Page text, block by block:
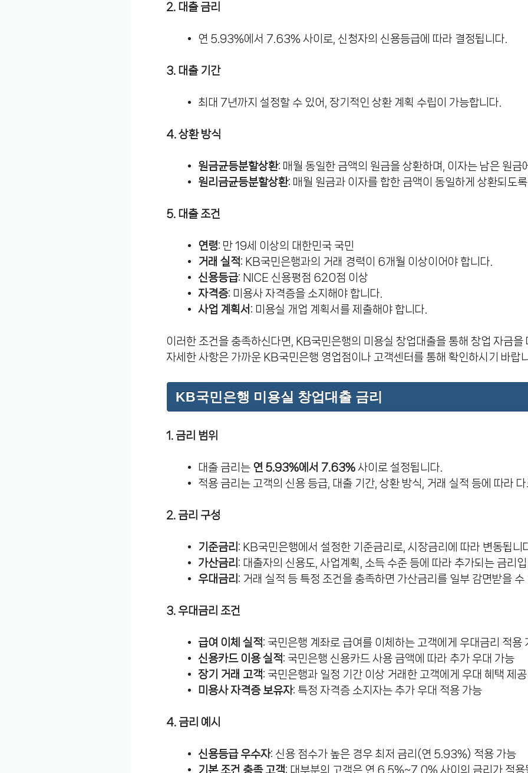
2. 대출 금리
연 5.93%에서 7.63% 사이로, 신청자의 신용등급에 따라 결정됩니다.
3. 대출 기간
최대 7년까지 설정할 수 있어, 장기적인 상환 계획 수립이 가능합니다.
4. 상환 방식
원금균등분할상환: 매월 동일한 금액의 원금을 상환하며, 이자는 남은 원금
원리금균등분할상환: 매월 원금과 이자를 합한 금액이 동일하게 상환되도
5. 대출 조건
연령: 만 19세 이상의 대한민국 국민
거래 실적: KB국민은행과의 거래 경력이 6개월 이상이어야 합니다.
신용등급: NICE 신용평점 620점 이상
자격증: 미용사 자격증을 소지해야 합니다.
사업 계획서 : 미용실 개업 계획서를 제출해야 합니다.
이러한 조건을 충족하신다면, KB국민은행의 미용실 창업대출을 통해 창업 자금을
자세한 사항은 가까운 KB국민은행 영업점이나 고객센터를 통해 확인하시기 바랍
KB국민은행 미용실 창업대출 금리
1. 금리 범위
대출 금리는 연 5.93%에서 7.63% 사이로 설정됩니다.
적용 금리는 고객의 신용 등급, 대출 기간, 상환 방식, 거래 실적 등에 따라
2. 금리 구성
기준금리 : KB국민은행에서 설정한 기준금리로, 시장금리에 따라 변동됩니
가산금리 : 대출자의 신용도, 사업계획, 소득 수준 등에 따라 추가되는 금리
우대금리 : 거래 실적 등 특정 조건을 충족하면 가산금리를 일부 감면받을 수
3. 우대금리 조건
급여 이체 실적: 국민은행 계좌로 급여를 이체하는 고객에게 우대금리 적용
신용카드 이용 실적: 국민은행 신용카드 사용 금액에 따라 추가 우대 가능
장기 거래 고객: 국민은행과 일정 기간 이상 거래한 고객에게 우대 혜택 제공
미용사 자격증 보유자: 특정 자격증 소지자는 추가 우대 적용 가능
4. 금리 예시
신용등급 우수자: 신용 점수가 높은 경우 최저 금리(연 5.93%) 적용 가능
기본 조건 충족 고객: 대부분의 고객은 연 6.5%~7.0% 사이의 금리가 적용